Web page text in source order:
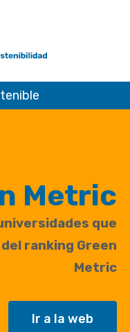
Metric
que
ranking Green
Metric
Ir a la web